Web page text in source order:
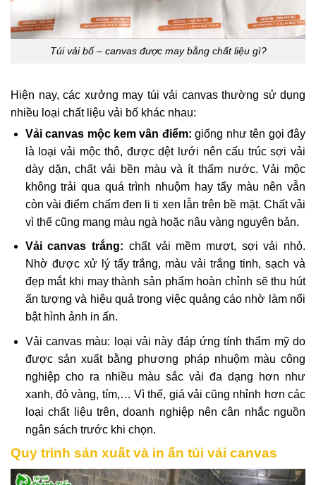
Túi vải bố – canvas được may bằng chất liệu gì?
Hiện nay, các xưởng may túi vải canvas thường sử dụng
nhiều loại chất liệu vải bố khác nhau:
Vải canvas mộc kem vân điểm: giống như tên gọi đây
là loại vải mộc thô, được dệt lưới nên cấu trúc sợi vải
dày dặn, chất vải bền màu và ít thấm nước. Vải mộc
không trải qua quá trình nhuộm hay tẩy màu nên vẫn
còn vài điểm chấm đen li ti xen lẫn trên bề mặt. Chất vải
vì thế cũng mang màu ngà hoặc nâu vàng nguyên bản.
Vải canvas trắng: chất vải mềm mượt, sợi vải nhỏ.
Nhờ được xử lý tẩy trắng, màu vải trắng tinh, sạch và
đẹp mắt khi may thành sản phẩm hoàn chỉnh sẽ thu hút
ấn tượng và hiệu quả trong việc quảng cáo nhờ làm nổi
bật hình ảnh in ấn.
Vải canvas màu: loại vải này đáp ứng tính thẩm mỹ do
được sản xuất bằng phương pháp nhuộm màu công
nghiệp cho ra nhiều màu sắc vải đa dạng hơn như
xanh, đỏ vàng, tím,… Vì thế, giá vải cũng nhỉnh hơn các
loại chất liệu trên, doanh nghiệp nên cân nhắc nguồn
ngân sách trước khi chọn.
Quy trình sản xuất và in ấn túi vải canvas